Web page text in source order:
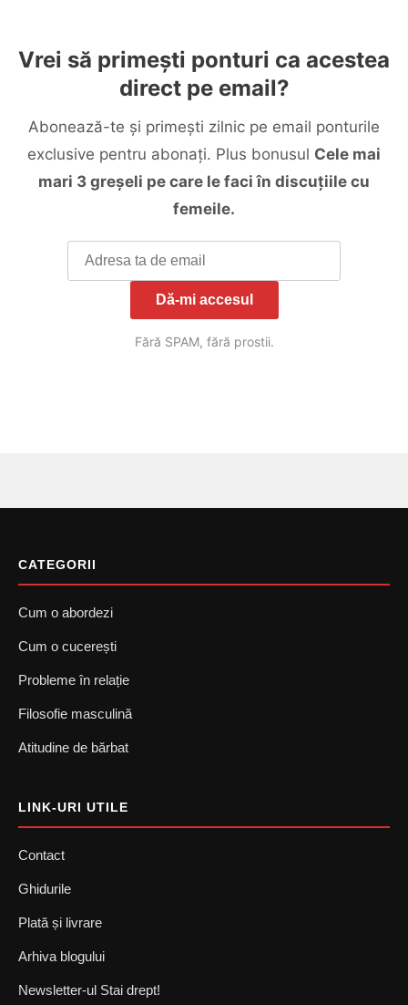
Vrei să primești ponturi ca acestea
direct pe email?
Abonează-te și primești zilnic pe email ponturile
exclusive pentru abonați. Plus bonusul Cele mai
mari 3 greșeli pe care le faci în discuțiile cu
femeile.
Dă-mi accesul
Fără SPAM, fără prostii.
CATEGORII
Cum o abordezi
Cum o cucerești
Probleme în relație
Filosofie masculină
Atitudine de bărbat
LINK-URI UTILE
Contact
Ghidurile
Plată și livrare
Arhiva blogului
Newsletter-ul Stai drept!